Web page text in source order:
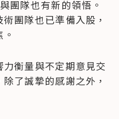
團隊也有新的領悟。
團隊也已準備入股，
衡量與不定期意見交
了誠摯的感謝之外，